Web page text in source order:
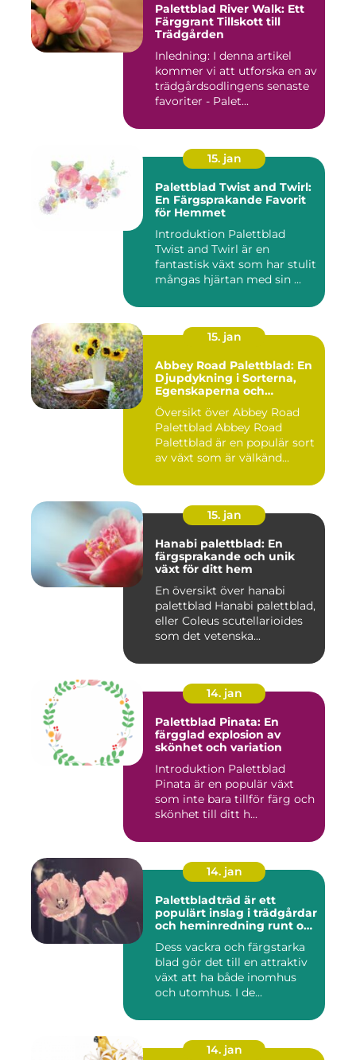
Palettblad River Walk: Ett
Färggrant Tillskott till
Trädgården
Inledning: I denna artikel
kommer vi att utforska en av
trädgårdsodlingens senaste
favoriter - Palet...
15. jan
Palettblad Twist and Twirl:
En Färgsprakande Favorit
för Hemmet
Introduktion Palettblad
Twist and Twirl är en
fantastisk växt som har stulit
mångas hjärtan med sin ...
15. jan
Abbey Road Palettblad: En
Djupdykning i Sorterna,
Egenskaperna och
Översikt över Abbey Road
Palettblad Abbey Road
Palettblad är en populär sort
av växt som är välkänd...
15. jan
Hanabi palettblad: En
färgsprakande och unik
växt för ditt hem
En översikt över hanabi
palettblad Hanabi palettblad,
eller Coleus scutellarioides
som det vetenska...
14. jan
Palettblad Pinata: En
färgglad explosion av
skönhet och variation
Introduktion Palettblad
Pinata är en populär växt
som inte bara tillför färg och
skönhet till ditt h...
14. jan
Palettbladträd är ett
populärt inslag i trädgårdar
och heminredning runt om
Dess vackra och färgstarka
blad gör det till en attraktiv
växt att ha både inomhus
och utomhus. I de...
14. jan